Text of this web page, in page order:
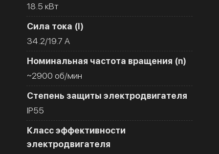
18.5 кВт
Сила тока (I)
34.2/19.7 A
Номинальная частота вращения (n)
~2900 об/мин
Степень защиты электродвигателя
IP55
Класс эффективности
электродвигателя